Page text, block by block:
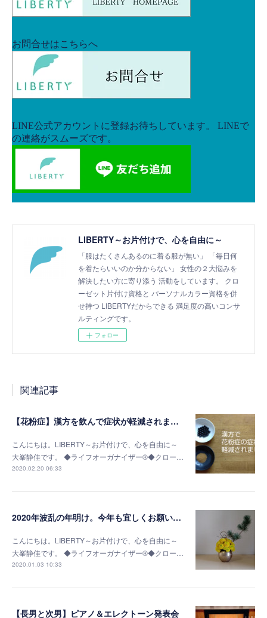
LIBERTY～お片付けで、心を自由に～
「服はたくさんあるのに着る服が無い」 「毎日何
を着たらいいのか分からない」 女性の２大悩みを
解決したい方に寄り添う 活動をしています。 クロ
ーゼット片付け資格と パーソナルカラー資格を併
せ持つ LIBERTYだからできる 満足度の高いコンサ
ルティングです。
フォロー
関連記事
【花粉症】漢方を飲んで症状が軽減されました
こんにちは。LIBERTY～お片付けで、心を自由に～
大峯静佳です。 ◆ライフオーガナイザー®◆クロー…
2020.02.20 06:33
2020年波乱の年明け。今年も宜しくお願いします。
こんにちは。LIBERTY～お片付けで、心を自由に～
大峯静佳です。 ◆ライフオーガナイザー®◆クロー…
2020.01.03 10:33
【長男と次男】ピアノ＆エレクトーン発表会